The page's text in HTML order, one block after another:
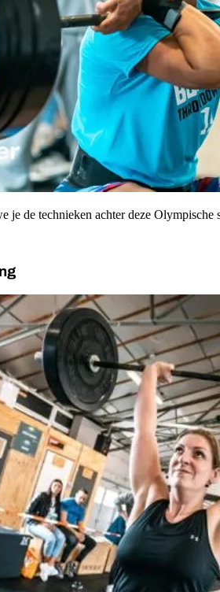
je de technieken achter deze Olympische